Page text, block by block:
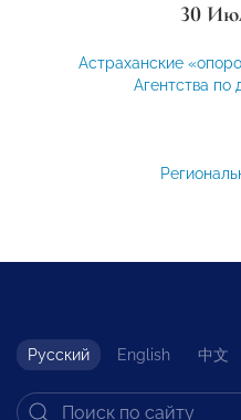
30
Астраханские
Агентства
Русский English 中文